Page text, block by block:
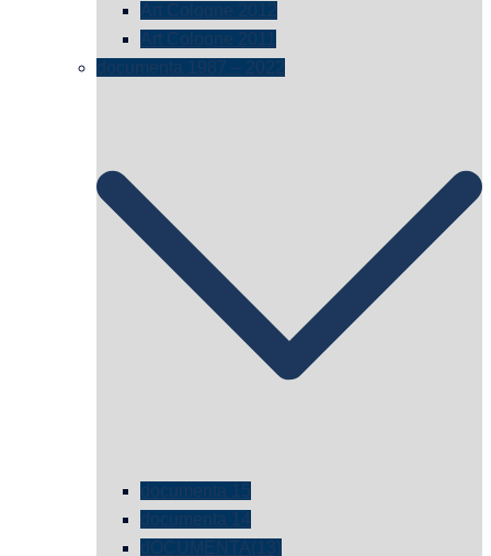
Art Cologne 2012
Art Cologne 2011
documenta 1987 – 2022
documenta 15
documenta 14
dOCUMENTA(13)